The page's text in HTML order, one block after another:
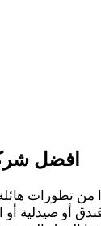
افضل
تطورات